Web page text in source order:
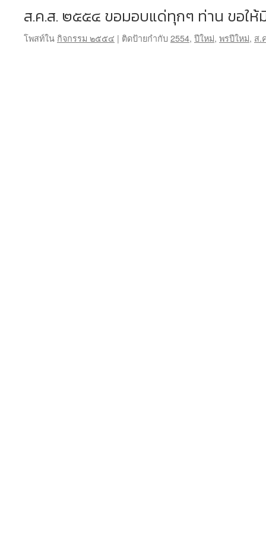
ส.ค.ส. ๒๕๕๔ ขอมอบแด่ทุกๆ ท่าน ขอให้
โพสท์ใน กิจกรรม ๒๕๕๔ | ติดป้ายกำกับ 2554, ปีใหม่, พรปีใหม่, ส.